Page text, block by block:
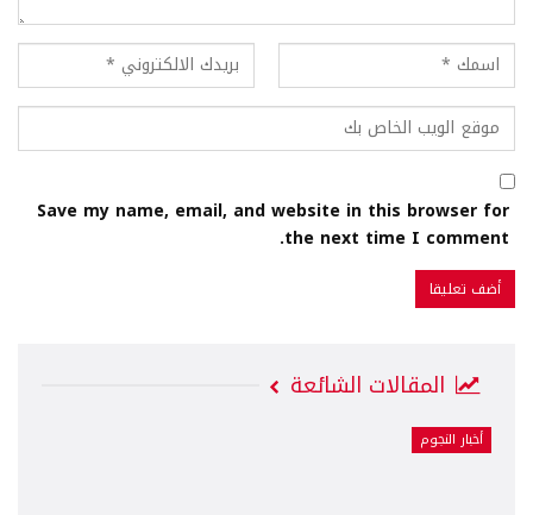
Save my name, email, and website in this browser for
the next time I comment.
المقالات الشائعة
أخبار النجوم